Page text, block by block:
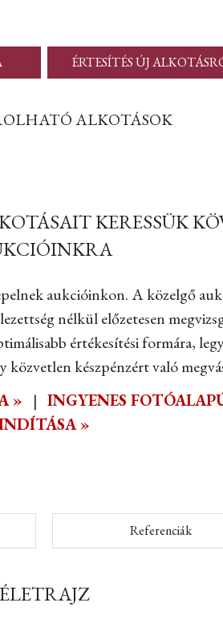
ÉRTESÍTÉS ÚJ
ALKOTÁSOK
KERESSÜK
aukcióinkon. A közelgő
nélkül előzetesen
értékesítési formára,
közvetlen készpénzért való
»
| INGYENES
»
Referenciák
ÉLETRAJZ